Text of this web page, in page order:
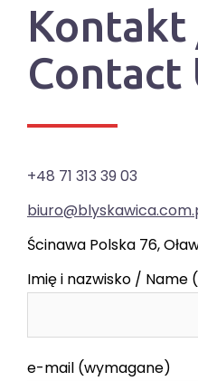
Kontakt
Contact
+48 71 313 39 03
Ścinawa Polska 76,
Imię i nazwisko / Name
e-mail (wymagane)